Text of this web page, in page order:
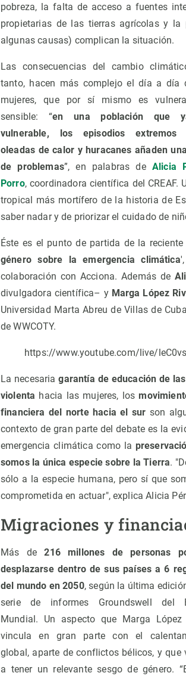
pobreza, la falta de acceso a fuentes
propietarias de las tierras agrícolas y la
algunas causas) complican la situación.
Las consecuencias del cambio
tanto, hacen más complejo el día a día
mujeres, que por sí mismo es
sensible: “en una población que
vulnerable, los episodios extremos
oleadas de calor y huracanes añaden
de problemas”, en palabras de Alicia
Porro, coordinadora científica del
tropical más mortífero de la historia de
saber nadar y de priorizar el cuidado de
Éste es el punto de partida de la
género sobre la emergencia climática
colaboración con Acciona. Además de
divulgadora científica– y Marga López
Universidad Marta Abreu de Villas de
de WWCOTY.
https://www.youtube.com/live/
La necesariagarantía de educación de
violenta hacia las mujeres, los
financiera del norte hacia el sur son
contexto de gran parte del debate es la
emergencia climática como la
somos la única especie sobre la Tierra.
sólo a la especie humana, pero sí que
comprometida en actuar", explica Alicia
Migraciones y
Más de216 millones de personas
desplazarse dentro de sus países a 6
del mundo en 2050, según la última
serie de informes Groundswell del
Mundial. Un aspecto que Marga López
vincula en gran parte con el
global, aparte de conflictos bélicos, y que
a tener un relevante sesgo de género.